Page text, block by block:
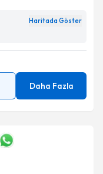
Haritada Göster
Daha Fazla